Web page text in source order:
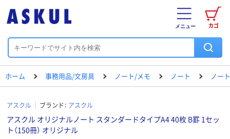
カゴ
メニュー
ホーム 事務用品/文房具 ノート/メモ ノート ノート
アスクル ブランド： アスクル
アスクル オリジナルノート スタンダードタイプA4 40枚 B罫 1セッ
ト（150冊） オリジナル